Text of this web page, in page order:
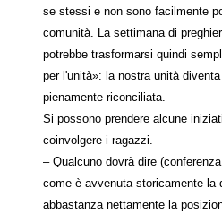
se stessi e non sono facilmente
comunità. La settimana di
potrebbe trasformarsi quindi
per l'unità»: la nostra unità
pienamente riconciliata.
Si possono prendere alcune
coinvolgere i ragazzi.
– Qualcuno dovrà dire
come è avvenuta storicamente la
abbastanza nettamente la